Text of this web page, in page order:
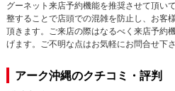
グーネット来店予約機能を推奨させて頂い
整することで店頭での混雑を防止し、お客
頂きます。ご来店の際はなるべく来店予約
げます。ご不明な点はお気軽にお問合せ下さ
アーク沖縄のクチコミ・評判